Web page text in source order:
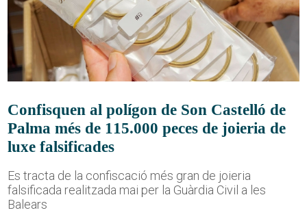
Confisquen al polígon de Son Castelló de
Palma més de 115.000 peces de joieria de
luxe falsificades
Es tracta de la confiscació més gran de joieria
falsificada realitzada mai per la Guàrdia Civil a les
Balears